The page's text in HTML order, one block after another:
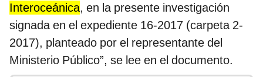
Interoceánica, en la presente investigación
signada en el expediente 16-2017 (carpeta 2-
2017), planteado por el representante del
Ministerio Público”, se lee en el documento.